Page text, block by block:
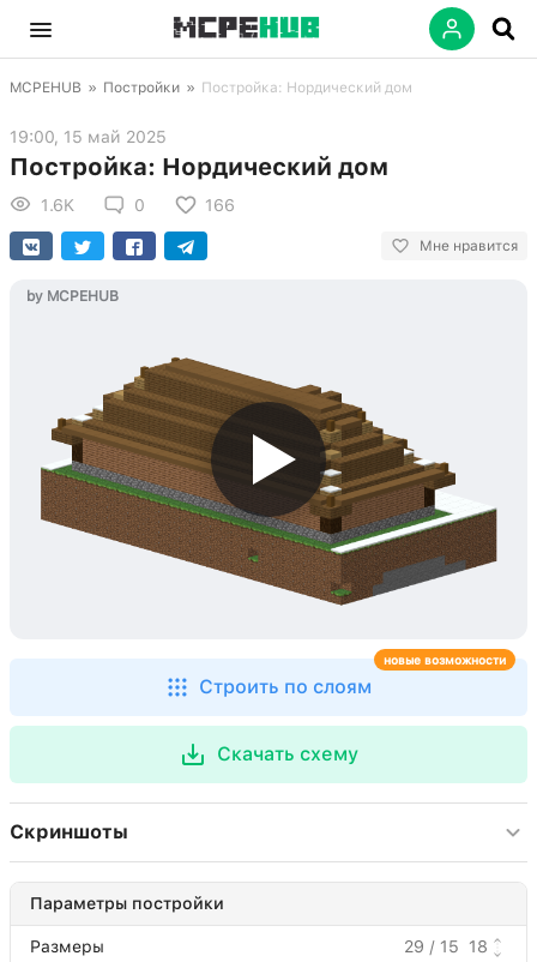
MCPEHUB » Постройки » Постройка: Нордический дом
19:00, 15 май 2025
Постройка: Нордический дом
1.6K 0 166
Мне нравится
by MCPEHUB
Строить по слоям
новые возможности
Скачать схему
Скриншоты
Параметры постройки
Размеры 29 / 15 18